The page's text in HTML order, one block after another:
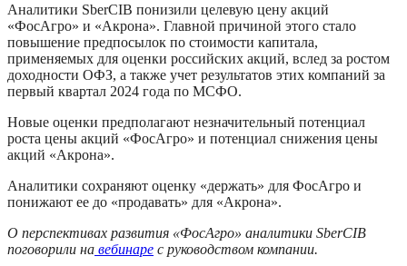
Аналитики SberCIB понизили целевую цену акций
«ФосАгро» и «Акрона». Главной причиной этого стало
повышение предпосылок по стоимости капитала,
применяемых для оценки российских акций, вслед за ростом
доходности ОФЗ, а также учет результатов этих компаний за
первый квартал 2024 года по МСФО.
Новые оценки предполагают незначительный потенциал
роста цены акций «ФосАгро» и потенциал снижения цены
акций «Акрона».
Аналитики сохраняют оценку «держать» для ФосАгро и
понижают ее до «продавать» для «Акрона».
О перспективах развития «ФосАгро» аналитики SberCIB
поговорили на вебинаре с руководством компании.